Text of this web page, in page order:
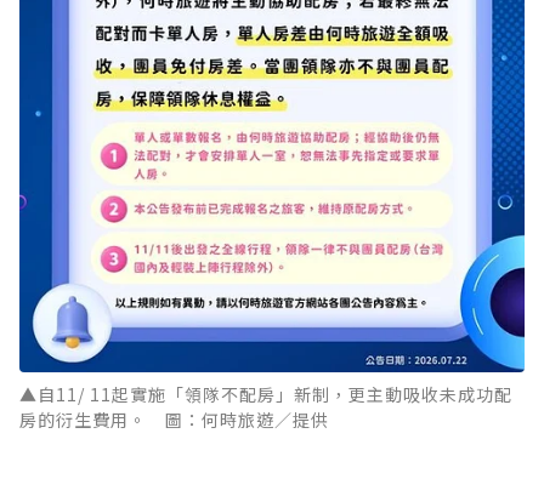
▲自11/ 11起實施「領隊不配房」新制，更主動吸收未成功配
房的衍生費用。 圖：何時旅遊／提供